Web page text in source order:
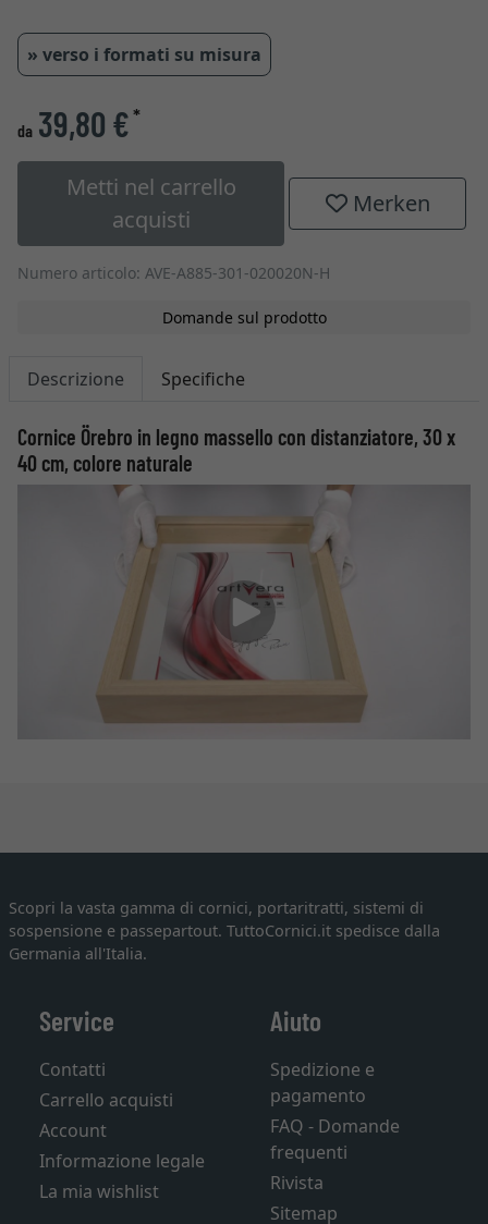
» verso i formati su misura
da 39,80 €*
Metti nel carrello
acquisti
Merken
Numero articolo: AVE-A885-301-020020N-H
Domande sul prodotto
Descrizione Specifiche
Cornice Örebro in legno massello con distanziatore, 30 x
40 cm, colore naturale
Scopri la vasta gamma di cornici, portaritratti, sistemi di
sospensione e passepartout. TuttoCornici.it spedisce dalla
Germania all'Italia.
Service
Contatti
Carrello acquisti
Account
Informazione legale
La mia wishlist
Aiuto
Spedizione e
pagamento
FAQ - Domande
frequenti
Rivista
Sitemap